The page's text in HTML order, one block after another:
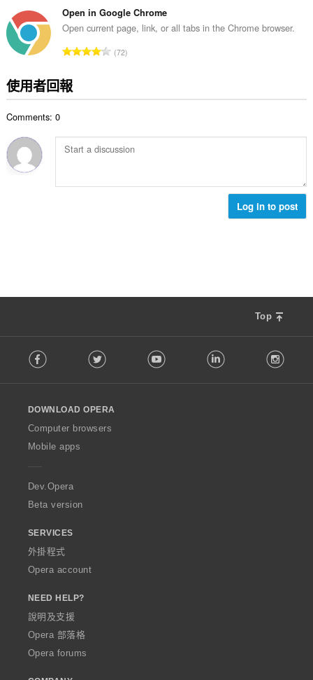
的
總
數
Open in Google Chrome
Open current page, link, or all tabs in the Chrome browser.
評
:
72
使用者回報
Comments: 0
Log in to post
Top
o
w
O
p
a
Facebook Twitter Youtube LinkedIn
DOWNLOAD OPERA
Computer browsers
Mobile apps
Dev.Opera
Beta version
SERVICES
外掛程式
Opera account
NEED HELP?
說明及支援
Opera 部落格
Opera forums